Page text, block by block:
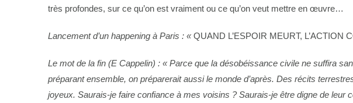
très profondes, sur ce qu’on est vraiment ou ce qu’on veut mettre en œuvre…
Lancement d’un happening à Paris : « QUAND L’ESPOIR MEURT, L’ACTION
Le mot de la fin (E Cappelin) : « Parce que la désobéissance civile ne suffira
préparant ensemble, on préparerait aussi le monde d’après. Des récits
joyeux. Saurais-je faire confiance à mes voisins ? Saurais-je être digne de leur